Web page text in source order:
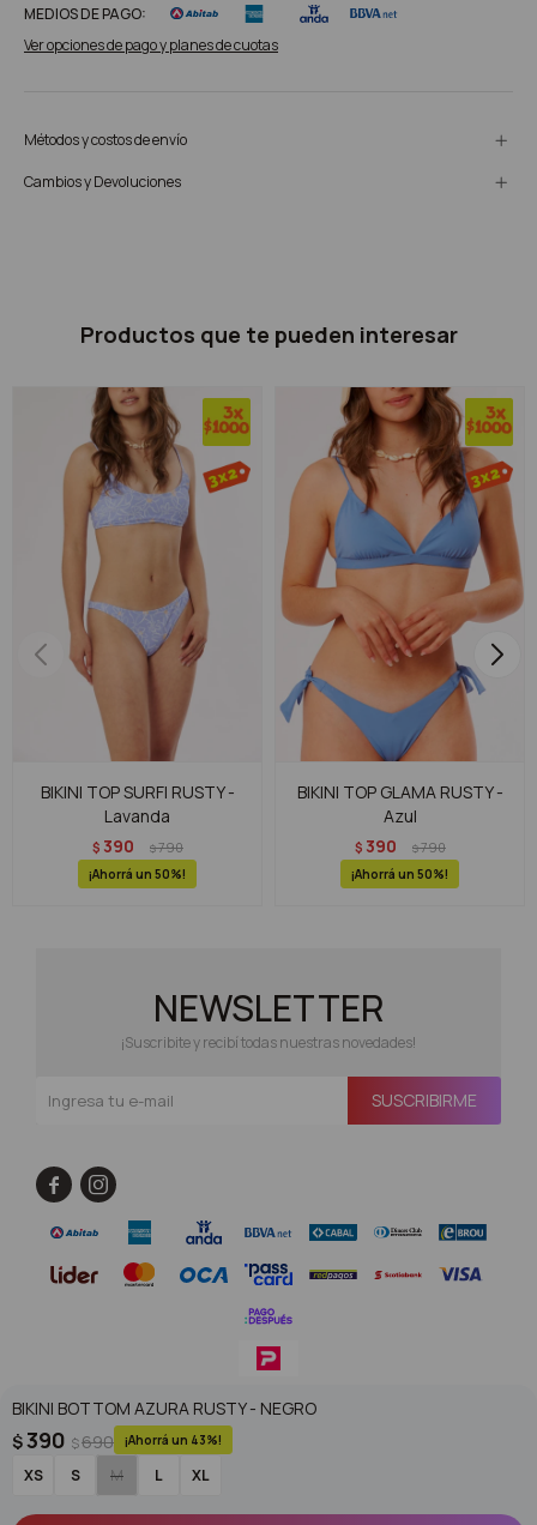
BIKINI BOTTOM AZURA RUSTY - NEGRO
$390 $690 43
XS S M L XL
MEDIOS DE PAGO:
Ver opciones de pago y planes de cuotas
Métodos y costos de envío
Cambios y Devoluciones
Productos que te pueden interesar
BIKINI TOP SURFI RUSTY -
Lavanda
$ 390 $790
50
BIKINI TOP GLAMA RUSTY -
Azul
$ 390 $790
50
NEWSLETTER
¡Suscribite y recibí todas nuestras novedades!
SUSCRIBIRME
 
© Copyright 2026 / Superoutlet / FORTER S.A Rut 213720560017